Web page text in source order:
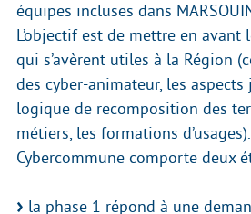
équipes incluses dans
L’objectif est de mettre en avant
qui s’avèrent utiles à la Région
des cyber-animateur, les
logique de recomposition des
métiers, les formations d’usages).
Cybercommune comporte deux
la phase 1 répond à une